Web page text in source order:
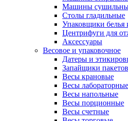
Машины
Столы гладильные
Упаковщики белья
Центрифуги для
Аксессуары
Весовое и упаковочное
Датеры и
Запайщики пакетов
Весы крановые
Весы лабораторные
Весы напольные
Весы порционные
Весы счетные